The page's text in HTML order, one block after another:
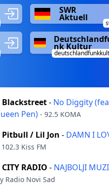
SWR
Aktuell
nk Kultur
Blackstreet- No Diggity
Pen) - 92.5 KOMA
Pitbull / Lil Jon - DAMN I
Kiss FM
CITY RADIO - NAJBOLJI
Radio Novi Sad